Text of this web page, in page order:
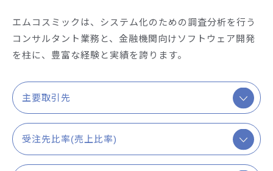
エムコスミックは、システム化のための調査分析を行う
コンサルタント業務と、金融機関向けソフトウェア開発
を柱に、豊富な経験と実績を誇ります。
主要取引先
受注先比率(売上比率)